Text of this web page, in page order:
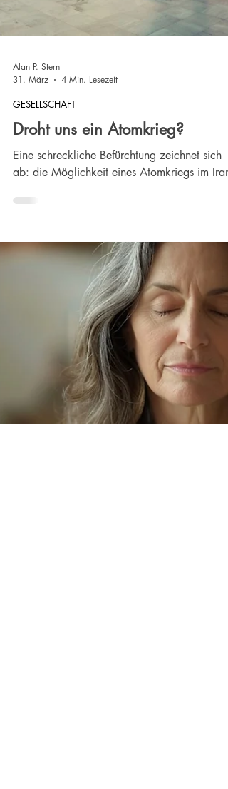
31. März
4 Min. Lesezeit
GESELLSCHAFT
Droht uns ein Atomkrieg?
ab: die Möglichkeit eines Atomkriegs im Iran.